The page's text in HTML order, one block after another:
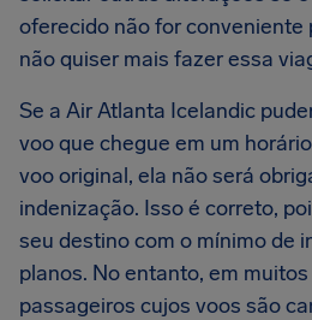
oferecido não for conveniente
não quiser mais fazer essa
Se a Air Atlanta Icelandic
voo que chegue em um
voo original, ela não será
indenização. Isso é correto,
seu destino com o mínimo de
planos. No entanto, em
passageiros cujos voos são